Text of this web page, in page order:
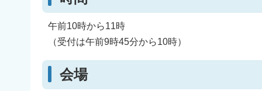
午前10時から11時
（受付は午前9時45分から10時）
会場